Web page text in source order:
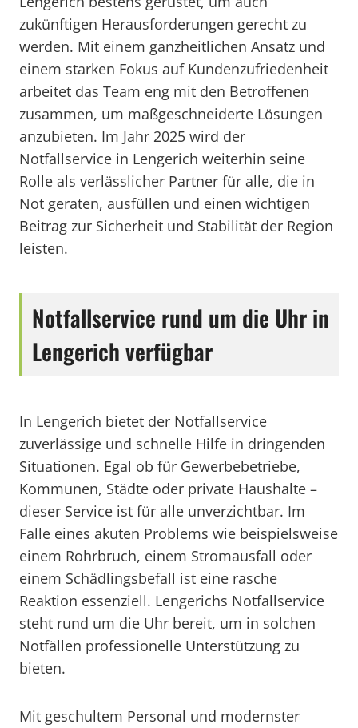
zukünftigen Herausforderungen gerecht zu
werden. Mit einem ganzheitlichen Ansatz und
einem starken Fokus auf Kundenzufriedenheit
arbeitet das Team eng mit den Betroffenen
zusammen, um maßgeschneiderte Lösungen
anzubieten. Im Jahr 2025 wird der
Notfallservice in Lengerich weiterhin seine
Rolle als verlässlicher Partner für alle, die in
Not geraten, ausfüllen und einen wichtigen
Beitrag zur Sicherheit und Stabilität der Region
leisten.
Notfallservice rund um die Uhr in
Lengerich verfügbar
In Lengerich bietet der Notfallservice
zuverlässige und schnelle Hilfe in dringenden
Situationen. Egal ob für Gewerbebetriebe,
Kommunen, Städte oder private Haushalte –
dieser Service ist für alle unverzichtbar. Im
Falle eines akuten Problems wie beispielsweise
einem Rohrbruch, einem Stromausfall oder
einem Schädlingsbefall ist eine rasche
Reaktion essenziell. Lengerichs Notfallservice
steht rund um die Uhr bereit, um in solchen
Notfällen professionelle Unterstützung zu
bieten.
Mit geschultem Personal und modernster